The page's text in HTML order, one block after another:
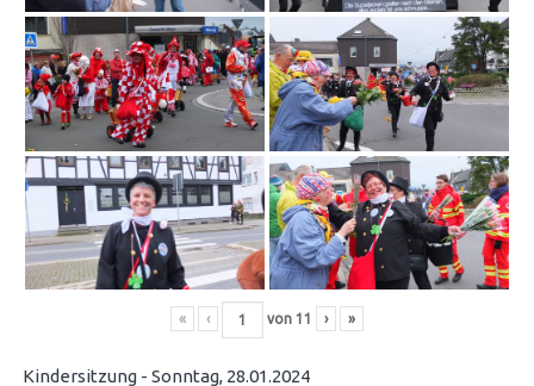
« ‹ von 11 › »
Kindersitzung - Sonntag, 28.01.2024